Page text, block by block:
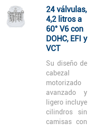
24 válvulas,
4,2 litros a
60° V6 con
DOHC, EFI y
VCT
Su diseño de
cabezal
motorizado
avanzado y
ligero incluye
cilindros sin
camisas con